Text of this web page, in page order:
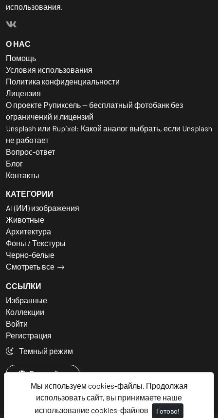
Мы используем cookies-файлы. Продолжая
использовать сайт, вы принимаете наше
использование cookies-файлов
Готово!
использования.
О НАС
Помощь
Условия использования
Политика конфиденциальности
Лицензия
О проекте Рупиксель — бесплатный фотобанк без
ограничений и лицензий
Unsplash или Rupixel: Какой аналог выбрать, если Unsplash
не работает
Вопрос-ответ
Блог
Контакты
КАТЕГОРИИ
AI (ИИ) изображения
Животные
Архитектура
Фоны / Текстуры
Черно-белые
Смотреть все
ССЫЛКИ
Избранные
Коллекции
Войти
Регистрация
Темный режим
Русский